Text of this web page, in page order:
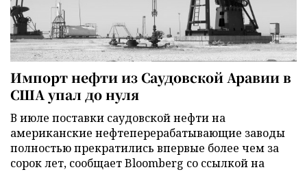
Импорт нефти из Саудовской Аравии в
США упал до нуля
В июле поставки саудовской нефти на
американские нефтеперерабатывающие заводы
полностью прекратились впервые более чем за
сорок лет, сообщает Bloomberg со ссылкой на